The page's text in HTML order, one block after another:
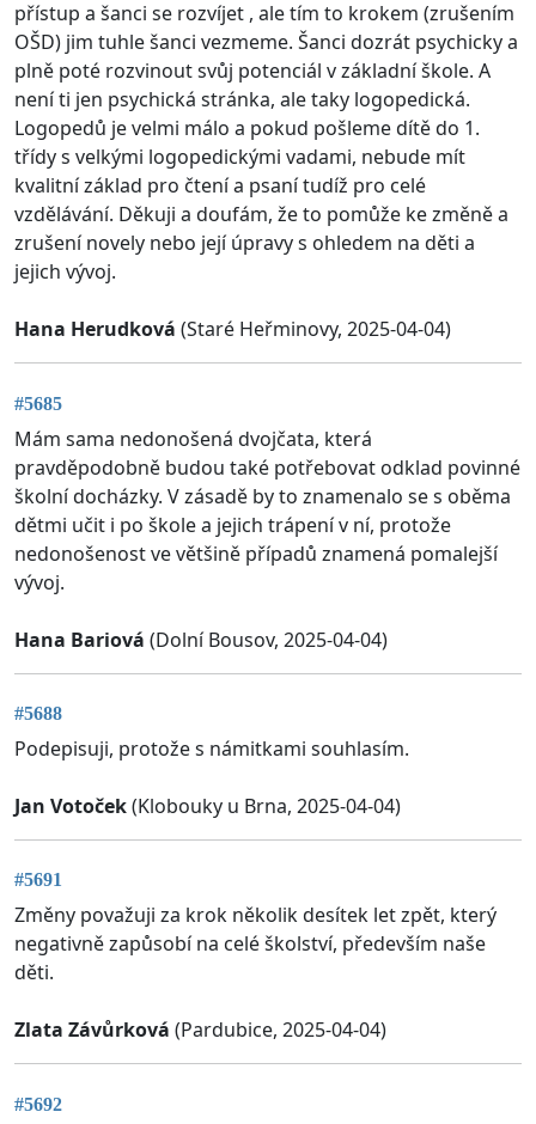
přístup a šanci se rozvíjet , ale tím to krokem (zrušením
OŠD) jim tuhle šanci vezmeme. Šanci dozrát psychicky a
plně poté rozvinout svůj potenciál v základní škole. A
není ti jen psychická stránka, ale taky logopedická.
Logopedů je velmi málo a pokud pošleme dítě do 1.
třídy s velkými logopedickými vadami, nebude mít
kvalitní základ pro čtení a psaní tudíž pro celé
vzdělávání. Děkuji a doufám, že to pomůže ke změně a
zrušení novely nebo její úpravy s ohledem na děti a
jejich vývoj.
Hana Herudková (Staré Heřminovy, 2025-04-04)
#5685
Mám sama nedonošená dvojčata, která
pravděpodobně budou také potřebovat odklad povinné
školní docházky. V zásadě by to znamenalo se s oběma
dětmi učit i po škole a jejich trápení v ní, protože
nedonošenost ve většině případů znamená pomalejší
vývoj.
Hana Bariová (Dolní Bousov, 2025-04-04)
#5688
Podepisuji, protože s námitkami souhlasím.
Jan Votoček(Klobouky u Brna, 2025-04-04)
#5691
Změny považuji za krok několik desítek let zpět, který
negativně zapůsobí na celé školství, především naše
děti.
Zlata Závůrková (Pardubice, 2025-04-04)
#5692